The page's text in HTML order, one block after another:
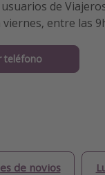
de
entre las
teléfono
de novios